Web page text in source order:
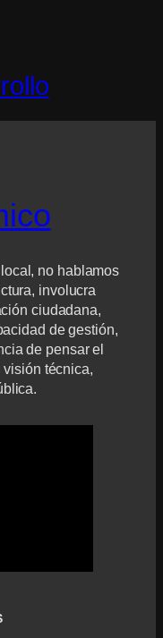
no hablamos
involucra
ciudadana,
de gestión,
de pensar el
técnica,